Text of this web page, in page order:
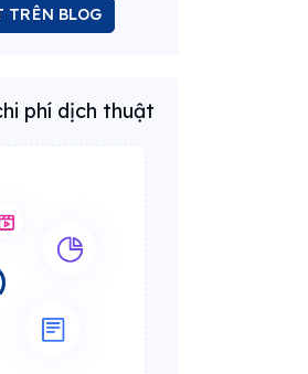
BLOG
phí dịch thuật